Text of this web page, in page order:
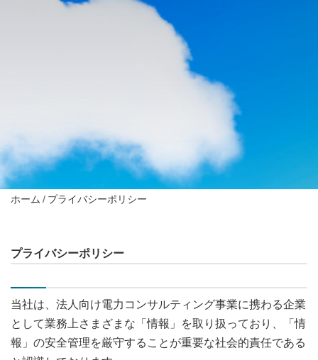
ホーム プライバシーポリシー
プライバシーポリシー
当社は、法人向け電力コンサルティング事業に携わる企業
として業務上さまざまな「情報」を取り扱っており、「情
報」の安全管理を厳守することが重要な社会的責任である